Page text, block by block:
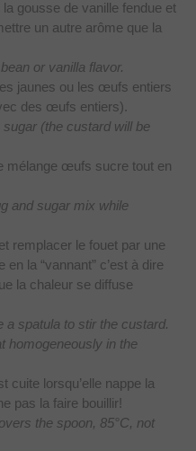
gousse de vanille fendue et
un autre arôme que la
or vanilla flavor.
jaunes ou les œufs entiers
des œufs entiers).
(the custard will be
mélange œufs sucre tout en
and sugar mix while
remplacer le fouet par une
la “vannant” c’est à dire
la chaleur se diffuse
a spatula to stir the custard.
homogeneously in the
cuite lorsqu’elle nappe la
pas la faire bouillir!
the spoon, 85°C, not